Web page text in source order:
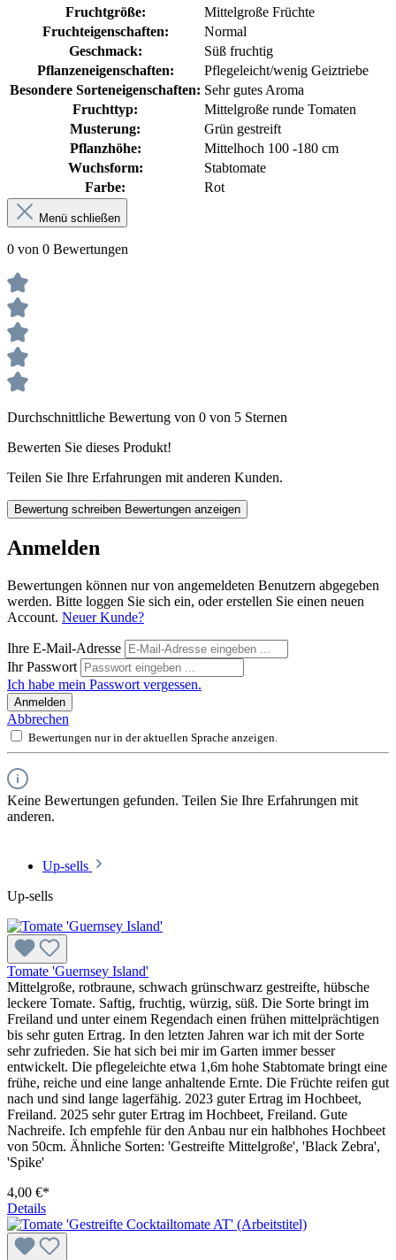
Fruchtgröße:
Mittelgroße Früchte
Fruchteigenschaften:
Normal
Geschmack:
Süß fruchtig
Pflanzeneigenschaften:
Pflegeleicht/wenig Geiztriebe
Besondere Sorteneigenschaften: Sehr gutes Aroma
Fruchttyp:
Mittelgroße runde Tomaten
Musterung:
Grün gestreift
Pflanzhöhe:
Mittelhoch 100 -180 cm
Wuchsform:
Stabtomate
Farbe:
Rot
Menü schließen
0 von 0 Bewertungen
Durchschnittliche Bewertung von 0 von 5 Sternen
Bewerten Sie dieses Produkt!
Teilen Sie Ihre Erfahrungen mit anderen Kunden.
Bewertung schreiben Bewertungen anzeigen
Anmelden
Bewertungen können nur von angemeldeten Benutzern abgegeben
werden. Bitte loggen Sie sich ein, oder erstellen Sie einen neuen
Account. Neuer Kunde?
Ihre E-Mail-Adresse
Ihr Passwort
Ich habe mein Passwort vergessen.
Anmelden
Abbrechen
Bewertungen nur in der aktuellen Sprache anzeigen.
Keine Bewertungen gefunden. Teilen Sie Ihre Erfahrungen mit
anderen.
Up-sells
Up-sells
Tomate 'Guernsey Island'
Mittelgroße, rotbraune, schwach grünschwarz gestreifte, hübsche
leckere Tomate. Saftig, fruchtig, würzig, süß. Die Sorte bringt im
Freiland und unter einem Regendach einen frü­hen mittelprächtigen
bis sehr guten Ertrag. In den letzten Jahren war ich mit der Sorte
sehr zufrieden. Sie hat sich bei mir im Garten immer besser
entwickelt. Die pflegeleichte etwa 1,6m hohe Stabtomate bringt eine
frühe, reiche und eine lange anhaltende Ernte. Die Früchte reifen gut
nach und sind lange lagerfähig. 2023 guter Ertrag im Hochbeet,
Freiland. 2025 sehr guter Ertrag im Hochbeet, Freiland. Gute
Nachreife. Ich empfehle für den Anbau nur ein halbhohes Hochbeet
von 50cm. Ähnliche Sorten: 'Gestreifte Mittel­große', 'Black Zebra',
'Spike'
4,00 €*
Details